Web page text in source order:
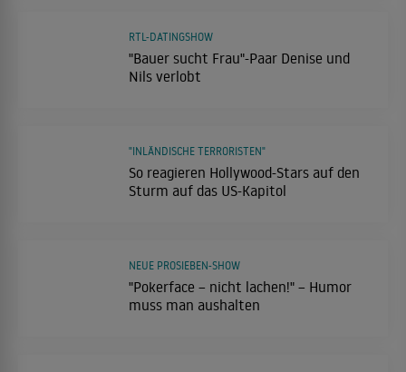
"Bauer sucht Frau"-Paar Denise und
Nils verlobt
RTL-DATINGSHOW
So reagieren Hollywood-Stars auf den
Sturm auf das US-Kapitol
"INLÄNDISCHE TERRORISTEN"
"Pokerface – nicht lachen!" – Humor
muss man aushalten
NEUE PROSIEBEN-SHOW